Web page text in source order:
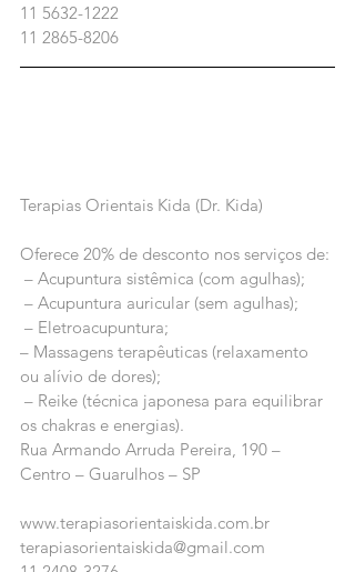
11 5632-1222
11 2865-8206
Terapias Orientais Kida (Dr. Kida)
Oferece 20% de desconto nos serviços de:
– Acupuntura sistêmica (com agulhas);
– Acupuntura auricular (sem agulhas);
– Eletroacupuntura;
– Massagens terapêuticas (relaxamento
ou alívio de dores);
os chakras e energias).
Rua Armando Arruda Pereira, 190 –
Centro – Guarulhos – SP
www.terapiasorientaiskida.com.br
terapiasorientaiskida@gmail.com